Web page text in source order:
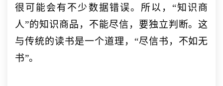
很可能会有不少数据错误。所以，“知识商
人”的知识商品，不能尽信，要独立判断。这
与传统的读书是一个道理，“尽信书，不如无
书”。